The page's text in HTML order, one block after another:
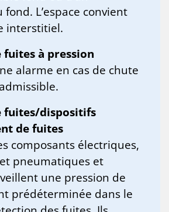
L’espace convient
interstitiel.
fuites à pression
alarme en cas de chute
fuites/dispositifs
de fuites
composants électriques,
pneumatiques et
une pression de
prédéterminée dans le